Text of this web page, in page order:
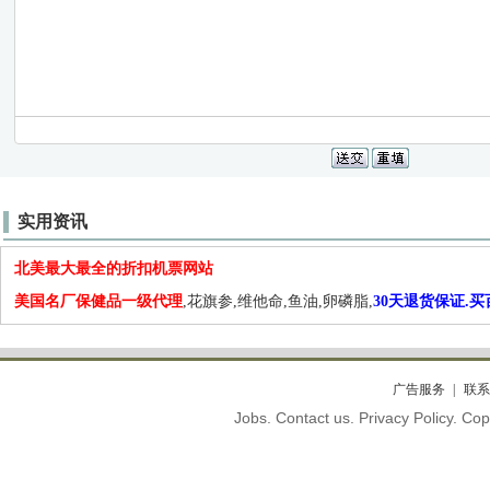
实用资讯
北美最大最全的折扣机票网站
美国名厂保健品一级代理,花旗参,维他命,鱼油,卵磷脂,30天退货保证.买
广告服务 联
Jobs. Contact us. Privacy Policy.